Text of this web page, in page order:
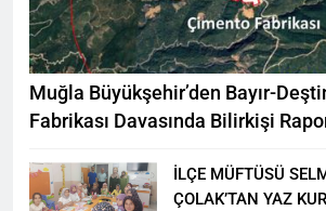
Muğla Büyükşehir’den Bayır-
Fabrikası Davasında Bilirkişi
İLÇE MÜFTÜSÜ
ÇOLAK’TAN YAZ